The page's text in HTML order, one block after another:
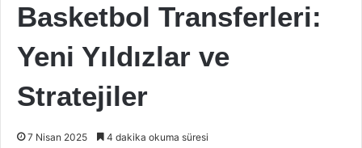
Basketbol Transferleri:
Yeni Yıldızlar ve
Stratejiler
7 Nisan 2025 4 dakika okuma süresi